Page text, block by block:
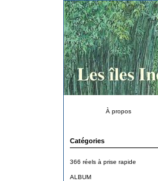
À propos
Catégories
366 réels à prise rapide
ALBUM